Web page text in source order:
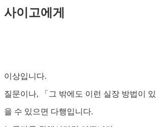
사이고에게
이상입니다.
질문이나, 「그 밖에도 이런 실장 방법이
을 수 있으면 다행입니다.